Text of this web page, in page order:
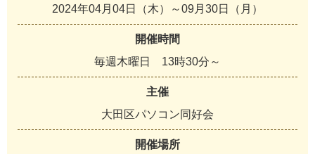
2024年04月04日（木）～09月30日（月）
開催時間
毎週木曜日 13時30分～
主催
大田区パソコン同好会
開催場所